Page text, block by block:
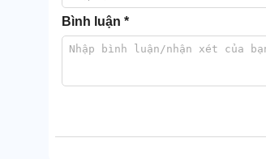
Bình luận *